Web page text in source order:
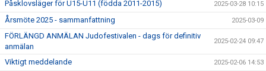
Påsklovsläger för U15-U11 (födda 2011-2015) 2025-03-28 10:15
Årsmöte 2025 - sammanfattning 2025-03-09
FÖRLÄNGD ANMÄLAN Judofestivalen - dags för definitiv
anmälan
2025-02-24 09:47
Viktigt meddelande 2025-02-06 14:53